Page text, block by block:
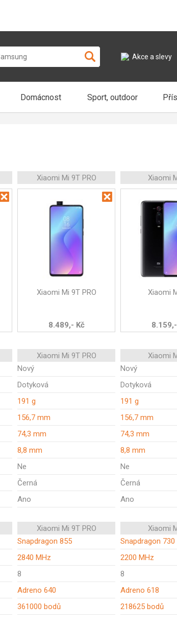
Akce a slevy
Domácnost Sport, outdoor
Xiaomi Mi 9T PRO Xiaomi
Xiaomi Mi 9T PRO
8.489,- Kč
Xiaomi
Xiaomi Mi 9T PRO Xiaomi
Nový Nový
Dotyková Dotyková
191 g 191 g
156,7 mm 156,7 mm
74,3 mm 74,3 mm
8,8 mm 8,8 mm
Ne Ne
Černá Černá
Ano Ano
Xiaomi Mi 9T PRO Xiaomi
Snapdragon 855 Snapdragon 730
2840 MHz 2200 MHz
8 8
Adreno 640 Adreno 618
361000 bodů 218625 bodů